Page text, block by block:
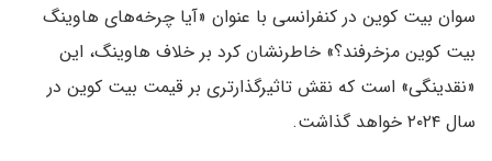
سوان بیت کوین در کنفرانسی با عنوان «آیا چرخه‌های هاوینگ
بیت کوین مزخرفند؟» خاطرنشان کرد بر خلاف هاوینگ، این
«نقدینگی» است که نقش تاثیرگذارتری بر قیمت بیت کوین در
سال ۲۰۲۴ خواهد گذاشت.